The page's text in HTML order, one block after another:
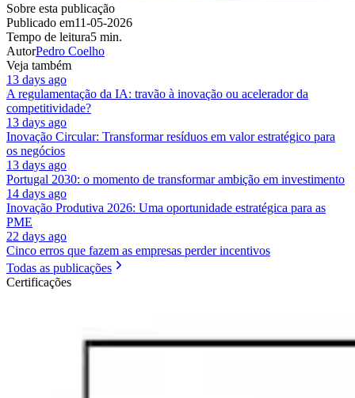
Sobre esta publicação
Publicado em11-05-2026
Tempo de leitura5 min.
AutorPedro Coelho
Veja também
13 days ago
A regulamentação da IA: travão à inovação ou acelerador da
competitividade?
13 days ago
Inovação Circular: Transformar resíduos em valor estratégico para
os negócios
13 days ago
Portugal 2030: o momento de transformar ambição em investimento
14 days ago
Inovação Produtiva 2026: Uma oportunidade estratégica para as
PME
22 days ago
Cinco erros que fazem as empresas perder incentivos
Todas as publicações
Certificações